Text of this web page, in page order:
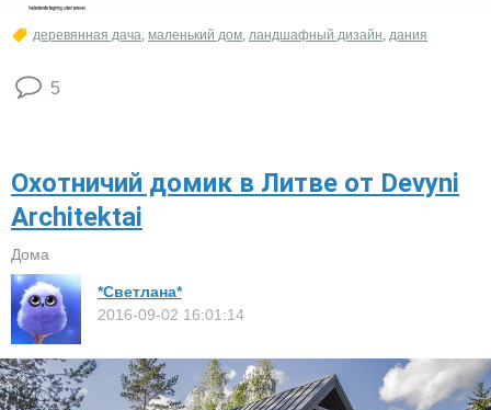
деревянная дача, маленький дом, ландшафный дизайн, дания
5
Охотничий домик в Литве от Devyni
Architektai
Дома
*Светлана*
2016-09-02 16:01:14